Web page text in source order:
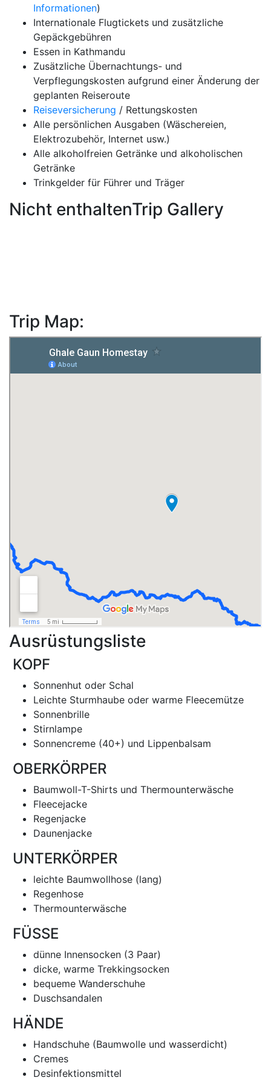
Informationen)
Internationale Flugtickets und zusätzliche
Gepäckgebühren
Essen in Kathmandu
Zusätzliche Übernachtungs- und
Verpflegungskosten aufgrund einer Änderung der
geplanten Reiseroute
Reiseversicherung / Rettungskosten
Alle persönlichen Ausgaben (Wäschereien,
Elektrozubehör, Internet usw.)
Alle alkoholfreien Getränke und alkoholischen
Getränke
Trinkgelder für Führer und Träger
Nicht enthaltenTrip Gallery
Trip Map:
Ausrüstungsliste
KOPF
Sonnenhut oder Schal
Leichte Sturmhaube oder warme Fleecemütze
Sonnenbrille
Stirnlampe
Sonnencreme (40+) und Lippenbalsam
OBERKÖRPER
Baumwoll-T-Shirts und Thermounterwäsche
Fleecejacke
Regenjacke
Daunenjacke
UNTERKÖRPER
leichte Baumwollhose (lang)
Regenhose
Thermounterwäsche
FÜSSE
dünne Innensocken (3 Paar)
dicke, warme Trekkingsocken
bequeme Wanderschuhe
Duschsandalen
HÄNDE
Handschuhe (Baumwolle und wasserdicht)
Cremes
Desinfektionsmittel